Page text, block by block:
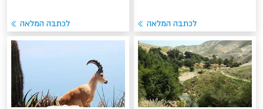
לכתבה המלאה לכתבה המלאה